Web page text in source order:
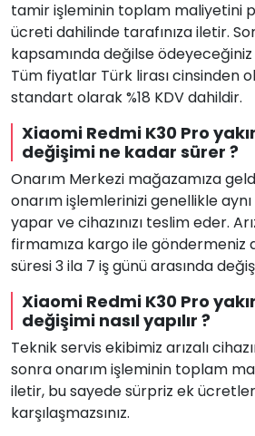
tamir işleminin toplam maliyetini
ücreti dahilinde tarafınıza iletir.
kapsamında değilse
Tüm fiyatlar Türk lirası cinsinden
standart olarak %18 KDV dahildir.
Xiaomi Redmi K30 Pro
değişimi ne kadar sürer ?
Onarım Merkezi mağazamıza
onarım işlemlerinizi genellikle
yapar ve cihazınızı teslim eder.
firmamıza kargo ile göndermeniz
süresi 3 ila 7 iş günü arasında
Xiaomi Redmi K30 Pro
değişimi nasıl yapılır ?
Teknik servis ekibimiz arızalı
sonra onarım işleminin toplam
iletir, bu sayede sürpriz ek
karşılaşmazsınız.